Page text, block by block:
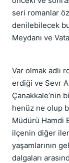
seri romanlar
denilebilecek
Meydanı ve
Var olmak adlı
erdiği ve Sevr
Çanakkale’nin
henüz ne olup
Müdürü Hamdi
ilçenin diğer
yaşamlarının
dalgaları